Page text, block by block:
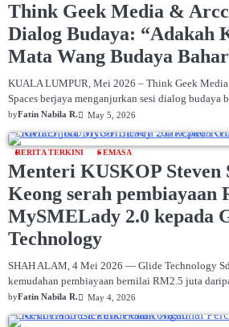
Think Geek Media &
Dialog Budaya: “Adakah
Mata Wang Budaya
KUALA LUMPUR, Mei 2026 – Think Geek Media
Spaces berjaya menganjurkan sesi dialog budaya
byFatin Nabila R. May 5, 2026
BERITA TERKINI SEMASA
Menteri KUSKOP Steven
Keong serah pembiayaan
MySMELady 2.0 kepada
Technology
SHAH ALAM, 4 Mei 2026 — Glide Technology
kemudahan pembiayaan bernilai RM2.5 juta
byFatin Nabila R. May 4, 2026